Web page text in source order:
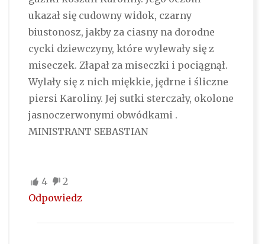
ukazał się cudowny widok, czarny
biustonosz, jakby za ciasny na dorodne
cycki dziewczyny, które wylewały się z
miseczek. Złapał za miseczki i pociągnął.
Wylały się z nich miękkie, jędrne i śliczne
piersi Karoliny. Jej sutki sterczały, okolone
jasnoczerwonymi obwódkami .
MINISTRANT SEBASTIAN
4
2
Odpowiedz